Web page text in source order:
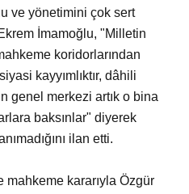
ve yönetimini çok sert
İmamoğlu, "Milletin
koridorlarından
kayyımlıktır, dâhili
genel merkezi artık o bina
baksınlar" diyerek
ilan etti.
mahkeme kararıyla Özgür